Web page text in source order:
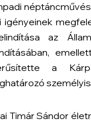
az
a
Timár Sándor